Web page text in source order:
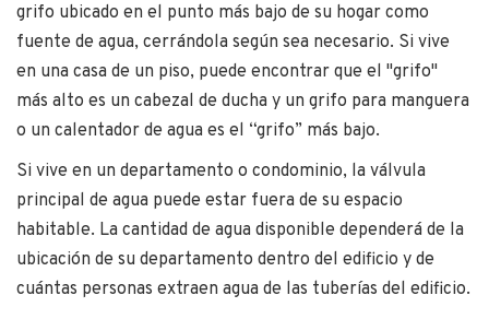
grifo ubicado en el punto más bajo de su hogar como
fuente de agua, cerrándola según sea necesario. Si vive
en una casa de un piso, puede encontrar que el "grifo"
más alto es un cabezal de ducha y un grifo para manguera
o un calentador de agua es el “grifo” más bajo.
Si vive en un departamento o condominio, la válvula
principal de agua puede estar fuera de su espacio
habitable. La cantidad de agua disponible dependerá de la
ubicación de su departamento dentro del edificio y de
cuántas personas extraen agua de las tuberías del edificio.